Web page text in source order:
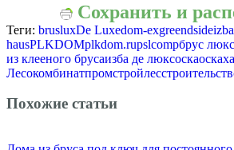
Сохранить и
Теги: brusluxDe Luxedom-exgreendsideizba
hausPLKDOMplkdom.rupslcompбрус люкс
из клееного брусаизба де люксоска
Лесокомбинатпромстройлес
Похожие статьи